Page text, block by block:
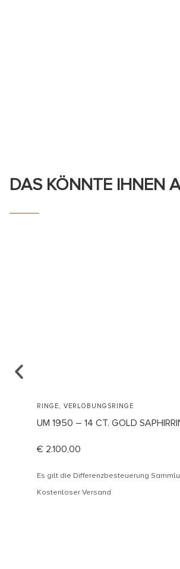
DAS KÖNNTE IHNEN
RINGE, VERLOBUNGSRINGE
UM 1950 – 14 CT. GOLD
€ 2.100,00
Es gilt die Differenzbesteuerung
Kostenloser Versand